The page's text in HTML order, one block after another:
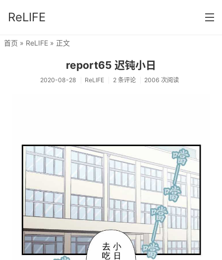
ReLIFE
分类
首页 » ReLIFE » 正文
report65 迟钝小日
2020-08-28 ReLIFE 2 条评论 2006 次阅读